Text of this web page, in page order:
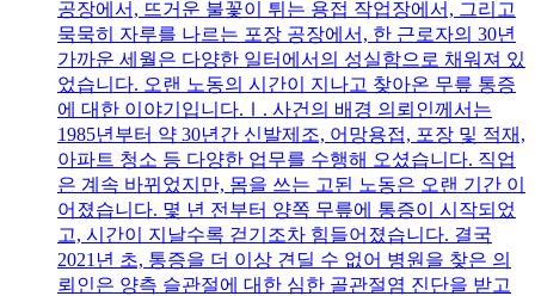
공장에서, 뜨거운 불꽃이 튀는 용접 작업장에서, 그리고
묵묵히 자루를 나르는 포장 공장에서, 한 근로자의 30년
가까운 세월은 다양한 일터에서의 성실함으로 채워져 있
었습니다. 오랜 노동의 시간이 지나고 찾아온 무릎 통증
에 대한 이야기입니다.Ⅰ. 사건의 배경 의뢰인께서는
1985년부터 약 30년간 신발제조, 어망용접, 포장 및 적재,
아파트 청소 등 다양한 업무를 수행해 오셨습니다. 직업
은 계속 바뀌었지만, 몸을 쓰는 고된 노동은 오랜 기간 이
어졌습니다. 몇 년 전부터 양쪽 무릎에 통증이 시작되었
고, 시간이 지날수록 걷기조차 힘들어졌습니다. 결국
2021년 초, 통증을 더 이상 견딜 수 없어 병원을 찾은 의
뢰인은 양측 슬관절에 대한 심한 골관절염 진단을 받고